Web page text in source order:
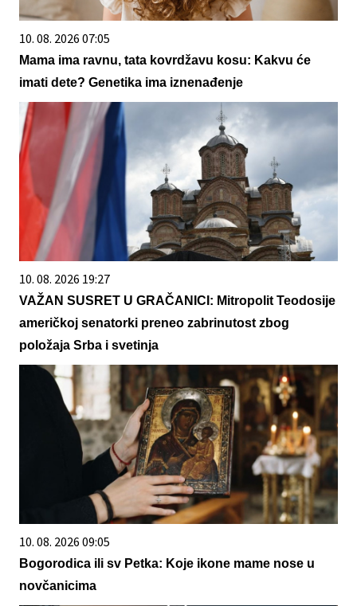
10. 08. 2026 07:05
Mama ima ravnu, tata kovrdžavu kosu: Kakvu će
imati dete? Genetika ima iznenađenje
10. 08. 2026 19:27
VAŽAN SUSRET U GRAČANICI: Mitropolit Teodosije
američkoj senatorki preneo zabrinutost zbog
položaja Srba i svetinja
10. 08. 2026 09:05
Bogorodica ili sv Petka: Koje ikone mame nose u
novčanicima